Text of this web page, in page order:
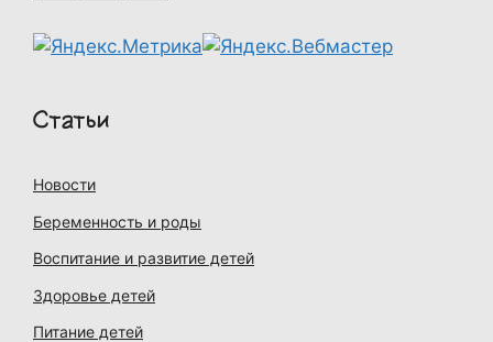
Статьи
Новости
Беременность и роды
Воспитание и развитие детей
Здоровье детей
Питание детей